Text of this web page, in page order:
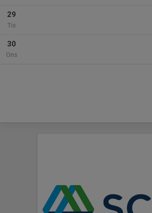
29
Tis
30
Ons